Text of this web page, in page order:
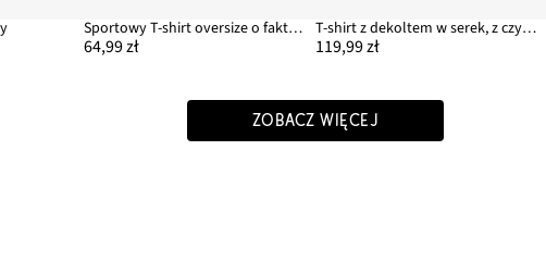
Sportowy T-shirt oversize o fakturze strukturalnej
64,99 zł
T-shirt z dekoltem w serek, z czystej bawełny organicznej, 3 szt.
119,99 zł
ZOBACZ WIĘCEJ